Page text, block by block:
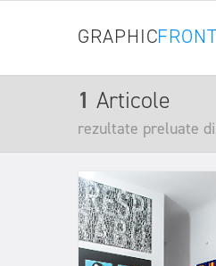
GRAPHIC
1 Articole
rezultate preluate